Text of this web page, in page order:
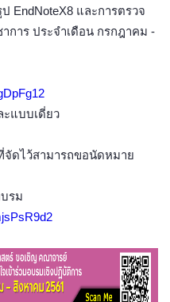
EndNoteX8 และการตรวจ
การ ประจำเดือน กรกฎาคม -
แบบเดี่ยว
จัดไว้สามารถขอนัดหมาย
รม